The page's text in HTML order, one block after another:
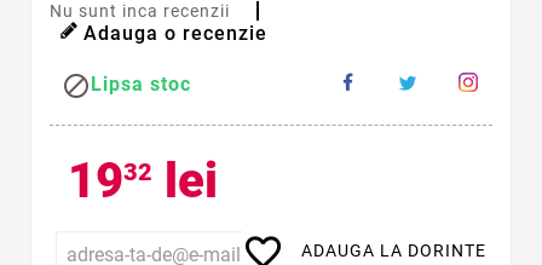
Nu sunt inca recenzii
Adauga o recenzie
Lipsa stoc
1932 lei
favorite_border ADAUGA LA DORINTE